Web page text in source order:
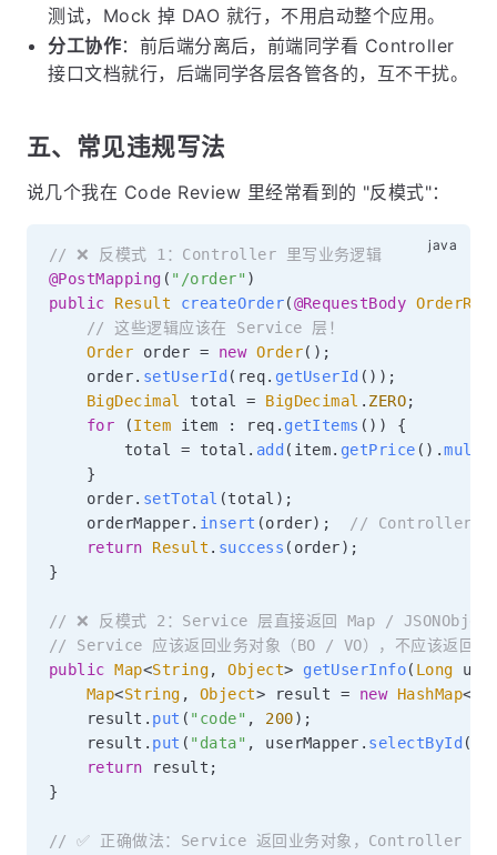
测试，Mock 掉 DAO 就行，不用启动整个应用。
分工协作：前后端分离后，前端同学看 Controller
接口文档就行，后端同学各层各管各的，互不干扰。
五、常见违规写法
说几个我在 Code Review 里经常看到的 "反模式"：
// ❌ 反模式 1：Controller 里写业务逻辑
@PostMapping ( "/order" )
public
Result createOrder(@RequestBody
// 这些逻辑应该在 Service 层！
Order order = new Order( ) ;
    order
. setUserId ( req. getUserId ( ) ) ;
BigDecimal
total = BigDecimal . ZERO;
for
(Item item : req . getItems ( ) )
{
        total
= total . add ( item. getPrice ( ) .
}
    order
. setTotal (total ) ;
    orderMapper
. insert (order) ;
// Controller 直
return
Result . success ( order) ;
}
// ❌ 反模式 2：Service 层直接返回 Map / JSONObject
// Service 应该返回业务对象（BO / VO），不应该返回跟
public Map<String, Object> getUserInfo( Long
Map<String , Object> result = new HashMap<
    result
. put ( "code" , 200) ;
    result
. put ( "data" , userMapper . selectById (
return result ;
}
// ✅ 正确做法：Service 返回业务对象，Controller 负